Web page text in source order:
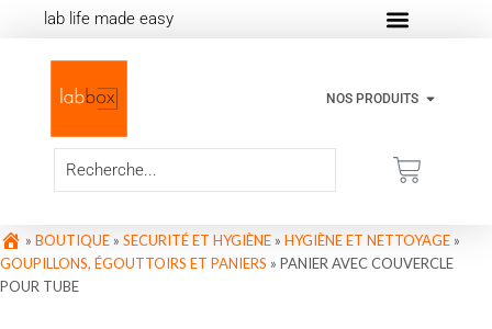
lab life made easy
NOS PRODUITS
» BOUTIQUE » SECURITÉ ET HYGIÈNE » HYGIÈNE ET NETTOYAGE »
GOUPILLONS, ÉGOUTTOIRS ET PANIERS » PANIER AVEC COUVERCLE
POUR TUBE